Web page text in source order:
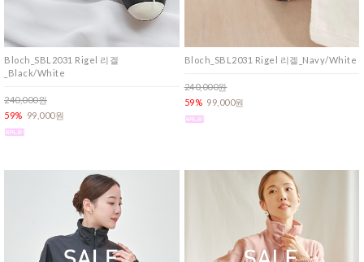
Bloch_SBL2031 Rigel 리겔
_Black/White
240,000원
59% 99,000원
Bloch_SBL2031 Rigel 리겔_Navy/White
240,000원
59% 99,000원